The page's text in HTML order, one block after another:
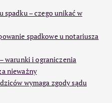
spadku – czego unikać w
spadkowe u notariusza
warunki i ograniczenia
nieważny
wymaga zgody sądu